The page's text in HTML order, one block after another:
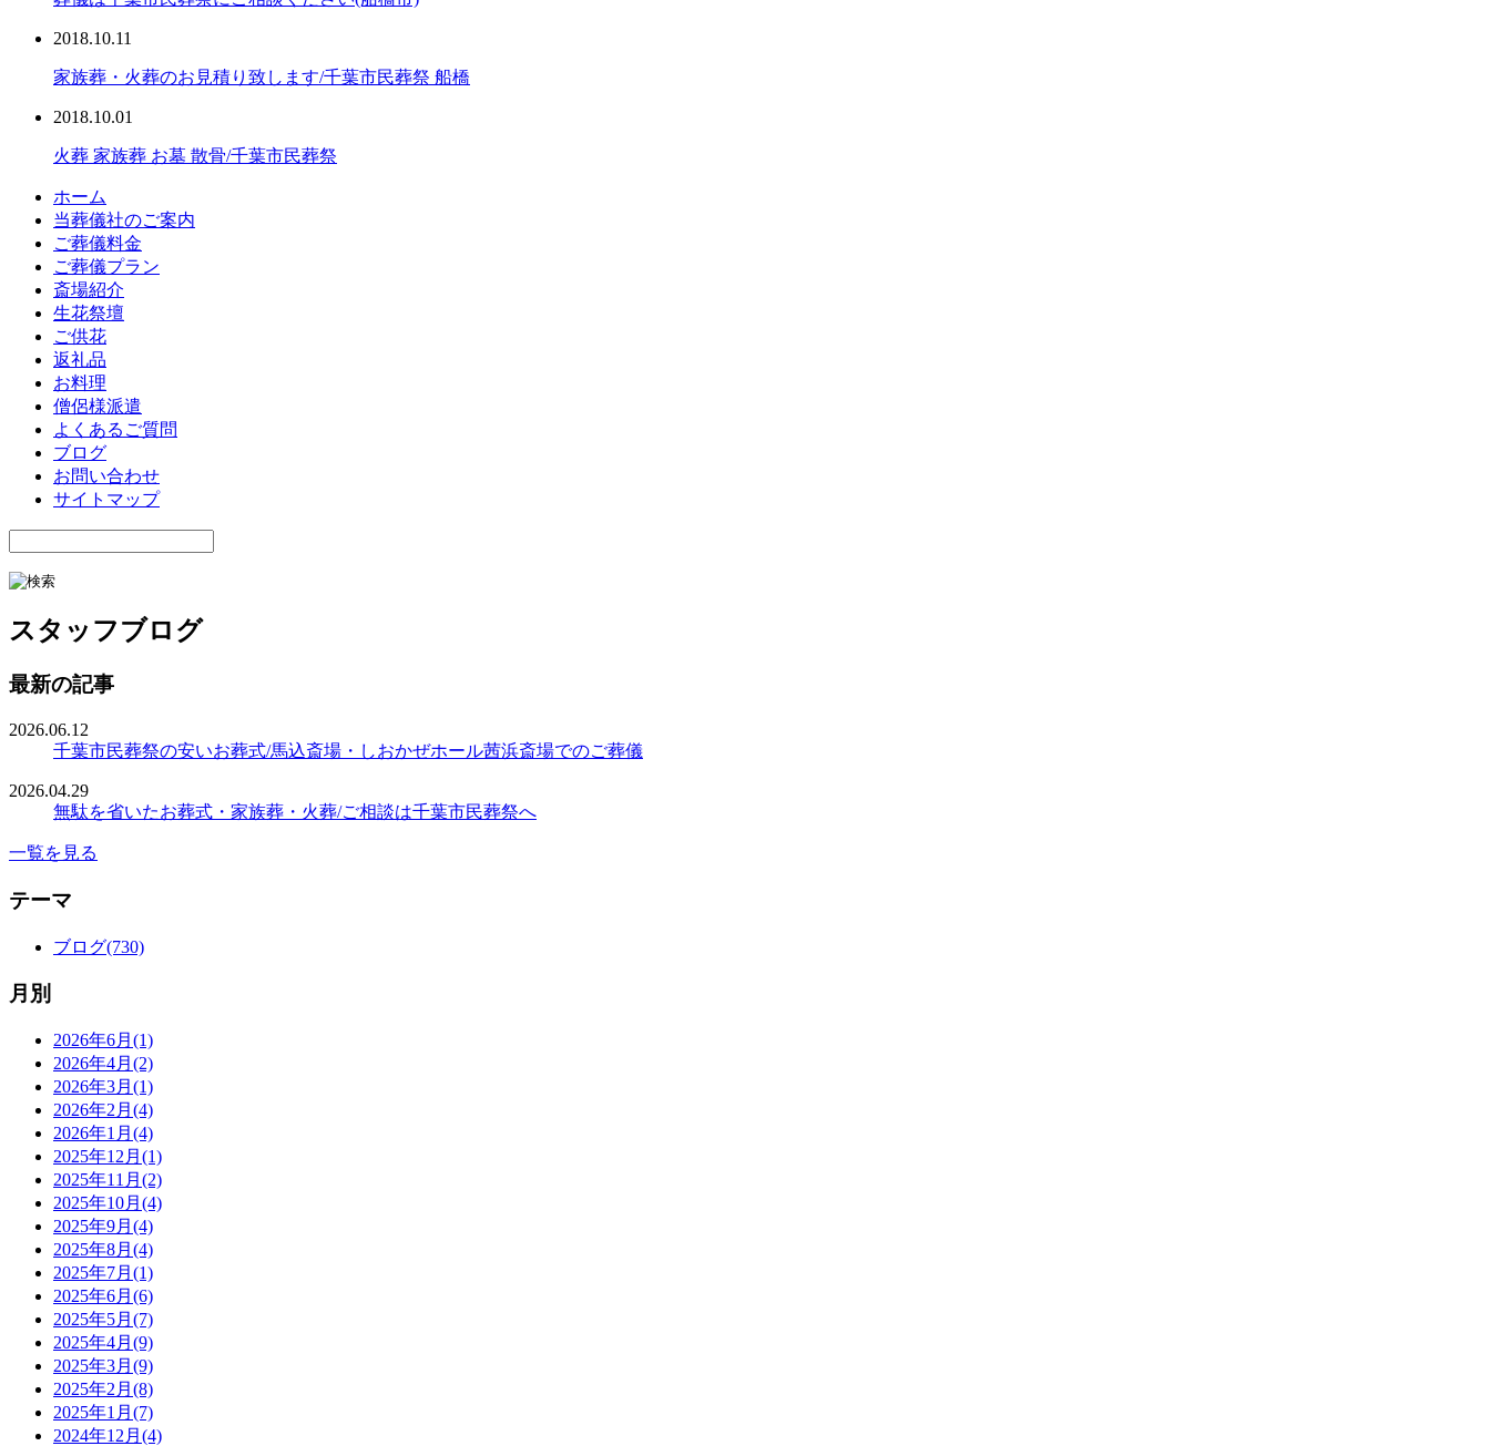
2018.10.11
家族葬・火葬のお見積り致します/千葉市民葬祭 船橋
2018.10.01
火葬 家族葬 お墓 散骨/千葉市民葬祭
ホーム
当葬儀社のご案内
ご葬儀料金
ご葬儀プラン
斎場紹介
生花祭壇
ご供花
返礼品
お料理
僧侶様派遣
よくあるご質問
ブログ
お問い合わせ
サイトマップ
スタッフブログ
最新の記事
2026.06.12
千葉市民葬祭の安いお葬式/馬込斎場・しおかぜホール茜浜斎場でのご葬儀
2026.04.29
無駄を省いたお葬式・家族葬・火葬/ご相談は千葉市民葬祭へ
一覧を見る
テーマ
ブログ(730)
月別
2026年6月(1)
2026年4月(2)
2026年3月(1)
2026年2月(4)
2026年1月(4)
2025年12月(1)
2025年11月(2)
2025年10月(4)
2025年9月(4)
2025年8月(4)
2025年7月(1)
2025年6月(6)
2025年5月(7)
2025年4月(9)
2025年3月(9)
2025年2月(8)
2025年1月(7)
2024年12月(4)